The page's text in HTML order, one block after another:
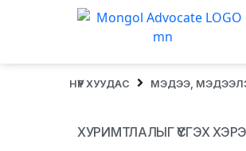
НҮҮР ХУУДАС МЭДЭЭ,
ХУРИМТЛАЛЫГ ҮҮСГЭХ